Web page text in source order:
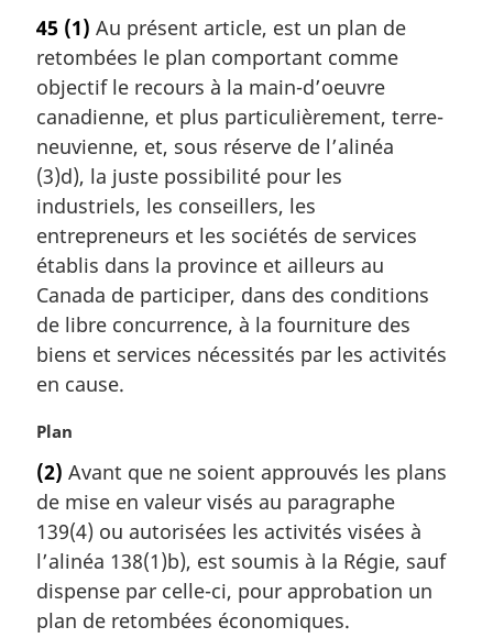
t
e
m
a
g
i
n
a
e
:
45 (1) Au présent article, est un plan de
retombées le plan comportant comme
objectif le recours à la main-d’oeuvre
canadienne, et plus particulièrement, terre-
neuvienne, et, sous réserve de l’alinéa
(3)d), la juste possibilité pour les
industriels, les conseillers, les
entrepreneurs et les sociétés de services
établis dans la province et ailleurs au
Canada de participer, dans des conditions
de libre concurrence, à la fourniture des
biens et services nécessités par les activités
en cause.
N
t
e
m
a
g
i
Plan
(2) Avant que ne soient approuvés les plans
de mise en valeur visés au paragraphe
139(4) ou autorisées les activités visées à
l’alinéa 138(1)b), est soumis à la Régie, sauf
dispense par celle-ci, pour approbation un
plan de retombées économiques.